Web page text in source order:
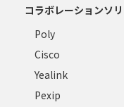
コラボレーションソ
Poly
Cisco
Yealink
Pexip